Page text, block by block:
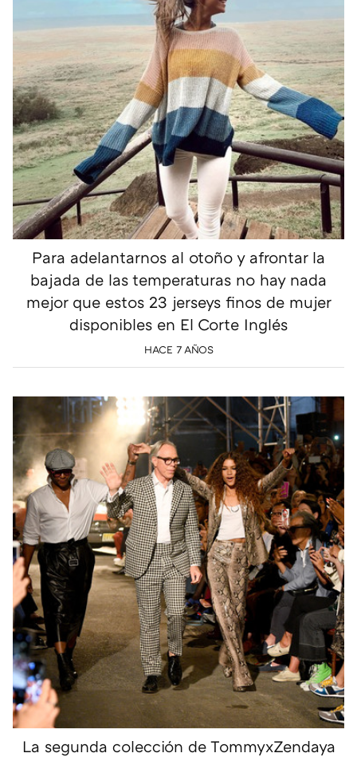
Para adelantarnos al otoño y afrontar la
bajada de las temperaturas no hay nada
mejor que estos 23 jerseys finos de mujer
disponibles en El Corte Inglés
HACE 7 AÑOS
La segunda colección de TommyxZendaya